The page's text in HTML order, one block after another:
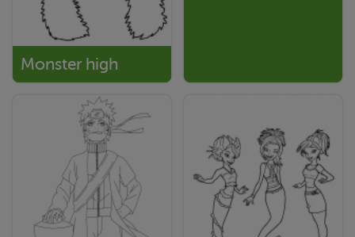
Monster high